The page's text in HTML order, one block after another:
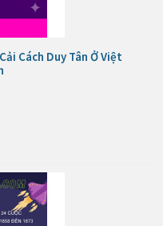
Cách Duy Tân Ở Việt